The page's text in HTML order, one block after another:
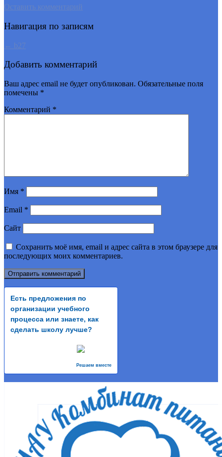
Оставить комментарий
Навигация по записям
← b27
Добавить комментарий
Ваш адрес email не будет опубликован. Обязательные поля
помечены *
Комментарий *
Имя *
Email *
Сайт
Сохранить моё имя, email и адрес сайта в этом браузере для
последующих моих комментариев.
Есть предложения по
организации учебного
процесса или знаете, как
сделать школу лучше?
Решаем вместе